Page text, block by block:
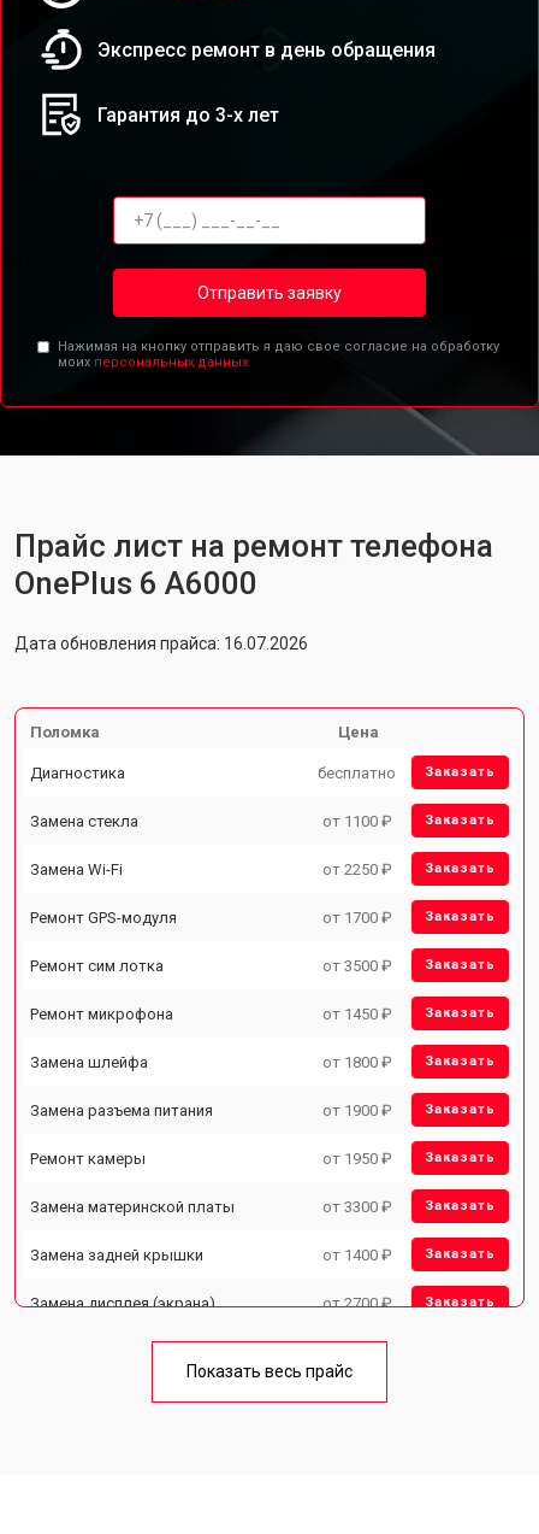
Экспресс ремонт в день обращения
Гарантия до 3-х лет
Отправить заявку
Нажимая на кнопку отправить я даю свое согласие на обработку
моих персональных данных.
Прайс лист на ремонт телефона
OnePlus 6 A6000
Дата обновления прайса: 16.07.2026
Поломка Цена
Диагностика бесплатно Заказать
Замена стекла от 1100 ₽ Заказать
Замена Wi-Fi от 2250 ₽ Заказать
Ремонт GPS-модуля от 1700 ₽ Заказать
Ремонт сим лотка от 3500 ₽ Заказать
Ремонт микрофона от 1450 ₽ Заказать
Замена шлейфа от 1800 ₽ Заказать
Замена разъема питания от 1900 ₽ Заказать
Ремонт камеры от 1950 ₽ Заказать
Замена материнской платы от 3300 ₽ Заказать
Замена задней крышки от 1400 ₽ Заказать
Замена дисплея (экрана) от 2700 ₽ Заказать
Замена кнопки включения от 1750 ₽
Показать весь прайс